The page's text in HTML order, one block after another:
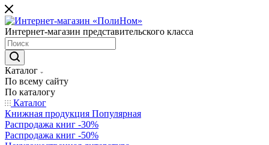
Интернет-магазин представительского класса
Каталог
По всему сайту
По каталогу
Каталог
Книжная продукция Популярная
Распродажа книг -30%
Распродажа книг -50%